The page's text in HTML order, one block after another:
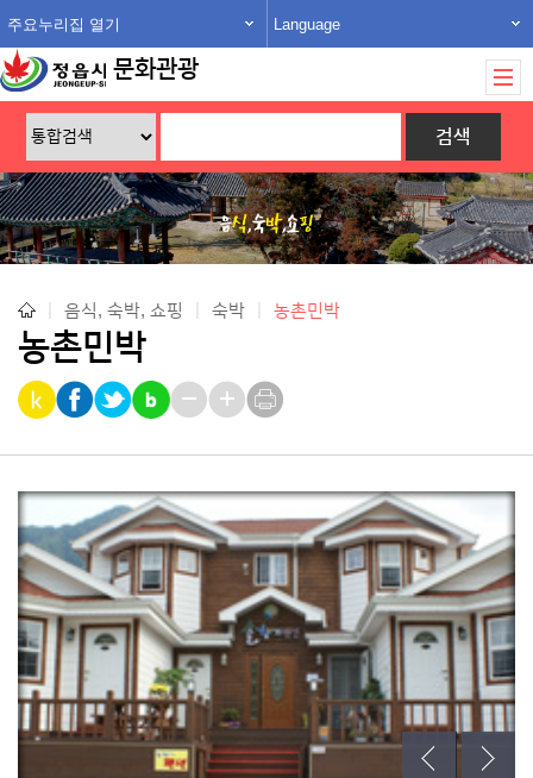
주요누리집 열기 Language
문화관광
음식, 숙박, 쇼핑 숙박 농촌민박
농촌민박